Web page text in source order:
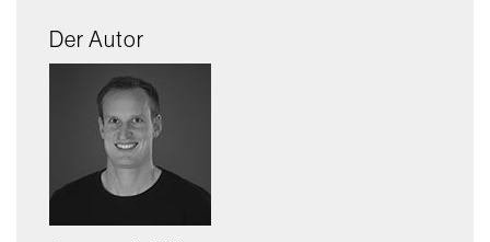
Der Autor